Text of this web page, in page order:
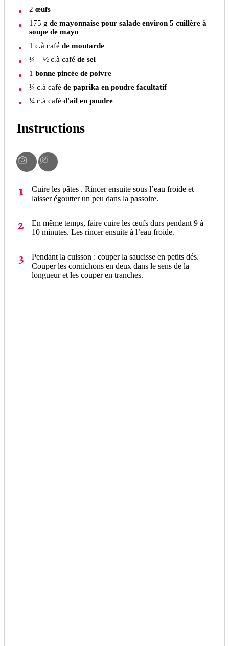
2 œufs
175 g de mayonnaise pour salade environ 5 cuillère à
soupe de mayo
1 c.à café de moutarde
¼ – ½ c.à café de sel
1 bonne pincée de poivre
¼ c.à café de paprika en poudre facultatif
¼ c.à café d'ail en poudre
Instructions
Cuire les pâtes . Rincer ensuite sous l’eau froide et
laisser égoutter un peu dans la passoire.
En même temps, faire cuire les œufs durs pendant 9 à
10 minutes. Les rincer ensuite à l’eau froide.
Pendant la cuisson : couper la saucisse en petits dés.
Couper les cornichons en deux dans le sens de la
longueur et les couper en tranches.